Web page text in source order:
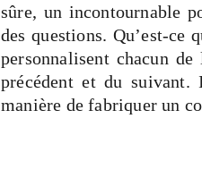
sûre, un incontournable
des questions. Qu’est-
personnalisent chacun
précédent et du
manière de fabriquer un